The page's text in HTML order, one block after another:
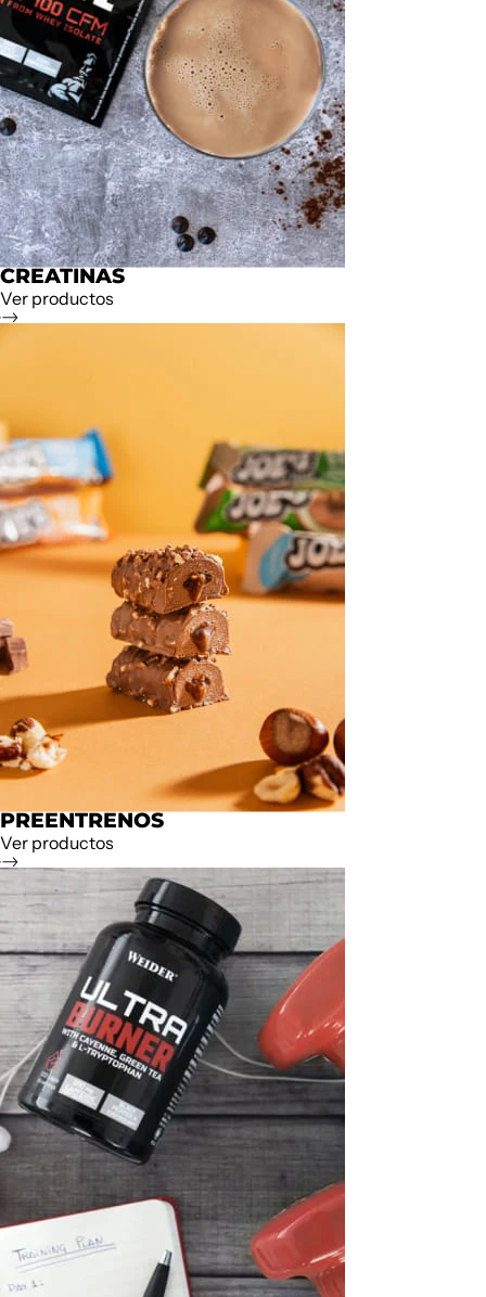
CREATINAS
Ver productos
PREENTRENOS
Ver productos